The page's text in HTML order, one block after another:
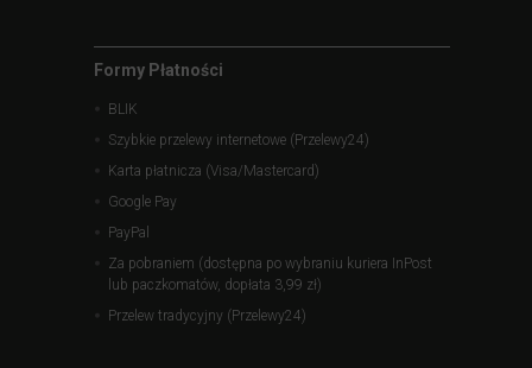
Formy Płatności
BLIK
Szybkie przelewy internetowe (Przelewy24)
Karta płatnicza (Visa/Mastercard)
Google Pay
PayPal
Za pobraniem (dostępna po wybraniu kuriera InPost
lub paczkomatów, dopłata 3,99 zł)
Przelew tradycyjny (Przelewy24)